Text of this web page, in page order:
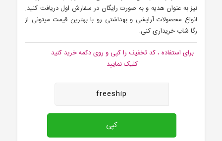
نیز به عنوان هدیه و به صورت رایگان در سفارش اول دریافت کنید.
انواع محصولات آرایشی و بهداشتی رو با بهترین قیمت میتونی از
رگا شاب خریداری کنی.
برای استفاده ، کد تخفیف را کپی و روی دکمه خرید کنید
کلیک نمایید
freeship
کپی